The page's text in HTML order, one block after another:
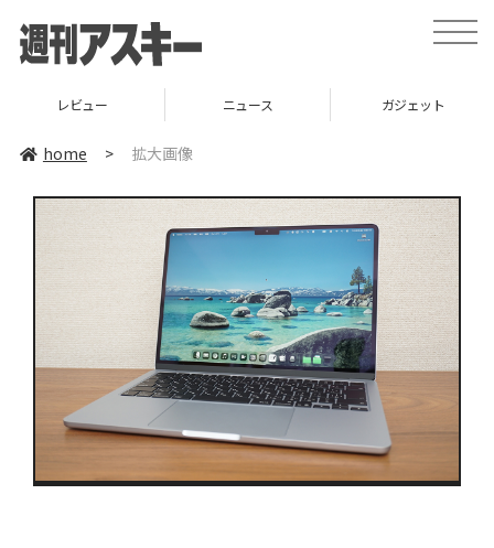
toggle
レビュー ニュース ガジェット
home > 拡大画像